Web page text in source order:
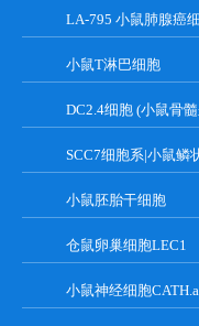
LA-795 小鼠肺腺癌
小鼠T淋巴细胞
小鼠胚胎干细胞
仓鼠卵巢细胞LEC1
小鼠神经细胞CATH.a